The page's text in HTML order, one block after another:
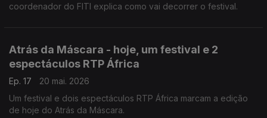
coordenador do FITI explica como vai decorrer o festival.
Atrás da Máscara - hoje, um festival e 2
espectáculos RTP África
Ep. 17
20 mai. 2026
Um festival e dois espectáculos RTP África marcam a edição
de hoje do Atrás da Máscara.